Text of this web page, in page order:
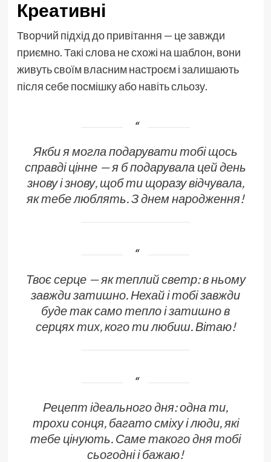
Креативні
Творчий підхід до привітання — це завжди
приємно. Такі слова не схожі на шаблон, вони
живуть своїм власним настроєм і залишають
після себе посмішку або навіть сльозу.
Якби я могла подарувати тобі щось
справді цінне — я б подарувала цей день
знову і знову, щоб ти щоразу відчувала,
як тебе люблять. З днем народження!
Твоє серце — як теплий светр: в ньому
завжди затишно. Нехай і тобі завжди
буде так само тепло і затишно в
серцях тих, кого ти любиш. Вітаю!
Рецепт ідеального дня: одна ти,
трохи сонця, багато сміху і люди, які
тебе цінують. Саме такого дня тобі
сьогодні і бажаю!